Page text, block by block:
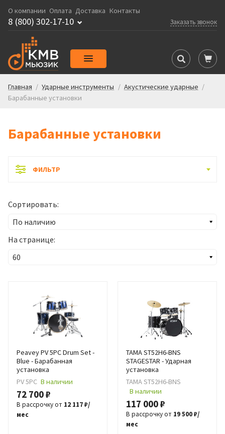
О компании Оплата Доставка Контакты
Заказать звонок
8 (800) 302-17-10
Главная / Ударные инструменты / Акустические ударные /
Барабанные установки
Барабанные установки
ФИЛЬТР
Сортировать:
На странице:
Peavey PV 5PC Drum Set -
Blue - Барабанная
установка
PV 5PC В наличии
72 700 ₽
В рассрочку от 12 117 ₽/
мес
TAMA ST52H6-BNS
STAGESTAR - Ударная
установка
TAMA ST52H6-BNS
В наличии
117 000 ₽
В рассрочку от 19 500 ₽/
мес